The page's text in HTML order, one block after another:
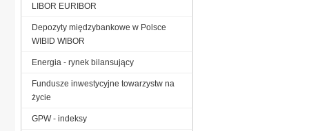
LIBOR EURIBOR
Depozyty międzybankowe w Polsce
WIBID WIBOR
Energia - rynek bilansujący
Fundusze inwestycyjne towarzystw na
życie
GPW - indeksy